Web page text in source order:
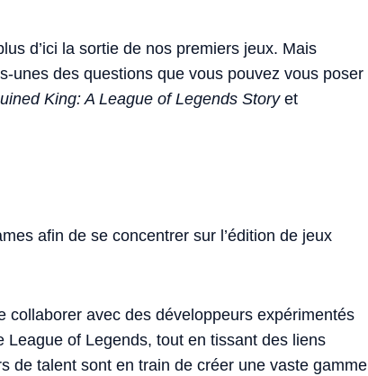
d’ici la sortie de nos premiers jeux. Mais
unes des questions que vous pouvez vous poser
King: A League of Legends Storyet
afin de se concentrer sur l’édition de jeux
avec des développeurs expérimentés
League of Legends, tout en tissant des liens
de talent sont en train de créer une vaste gamme